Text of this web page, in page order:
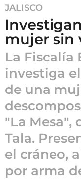
2
a
ñ
o
s
a
g
o
a
ñ
o
a
g
JALISCO
mujer sin
La Fiscalía
investiga
de una
"La Mesa",
Tala.
el cráneo,
por arma